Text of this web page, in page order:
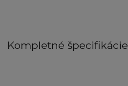
Kompletné špecifikácie